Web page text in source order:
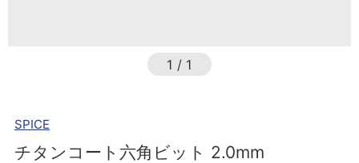
1 / 1
SPICE
チタンコート六角ビット 2.0mm